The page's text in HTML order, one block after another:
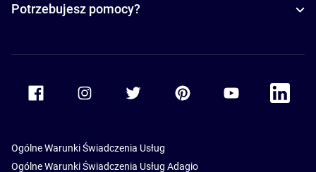
Potrzebujesz pomocy?
Accor Youtube
Accor
Ogólne Warunki Świadczenia Usług
Ogólne Warunki Świadczenia Usług Adagio